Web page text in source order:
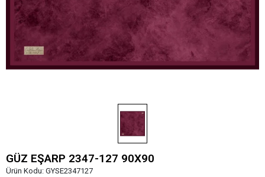
GÜZ EŞARP 2347-127 90X90
Ürün Kodu: GYSE2347127